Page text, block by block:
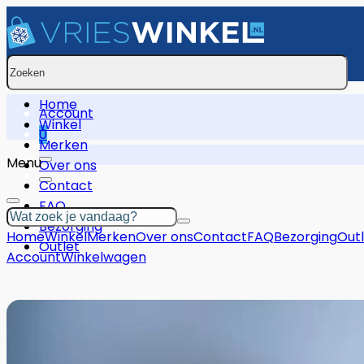
Zoeken
Account
0
Home
Winkel
Merken
Over ons
Contact
FAQ
Bezorging
Outlet
Menu
Zoeken
HomeWinkelMerkenOver onsContactFAQBezorging
AccountWinkelwagen